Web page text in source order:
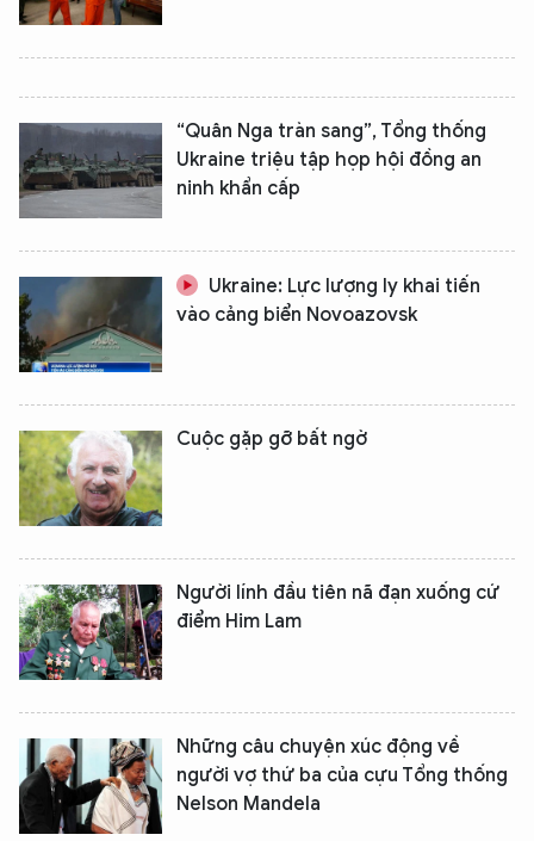
“Quân Nga tràn sang”, Tổng thống
Ukraine triệu tập họp hội đồng an
ninh khẩn cấp
Ukraine: Lực lượng ly khai tiến
vào cảng biển Novoazovsk
Cuộc gặp gỡ bất ngờ
Người lính đầu tiên nã đạn xuống cứ
điểm Him Lam
Những câu chuyện xúc động về
người vợ thứ ba của cựu Tổng thống
Nelson Mandela
XIN CHÀO,
TÔI LÀ CHATBOT CỦA
Hãy hỏi tôi bất kỳ điều gì bạn cần biết về
An Ninh Thủ Đô nhé. Tôi sẵn sàng hỗ trợ!